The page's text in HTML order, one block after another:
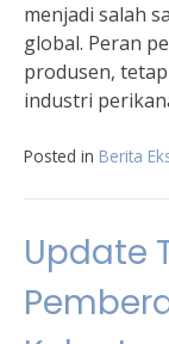
menjadi salah
global. Peran
produsen,
industri
Posted in Berita
Update